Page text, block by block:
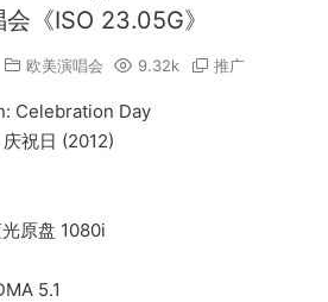
《ISO 23.05G》
欧美演唱会 9.32k 推广
Celebration Day
祝日 (2012)
原盘 1080i
5.1